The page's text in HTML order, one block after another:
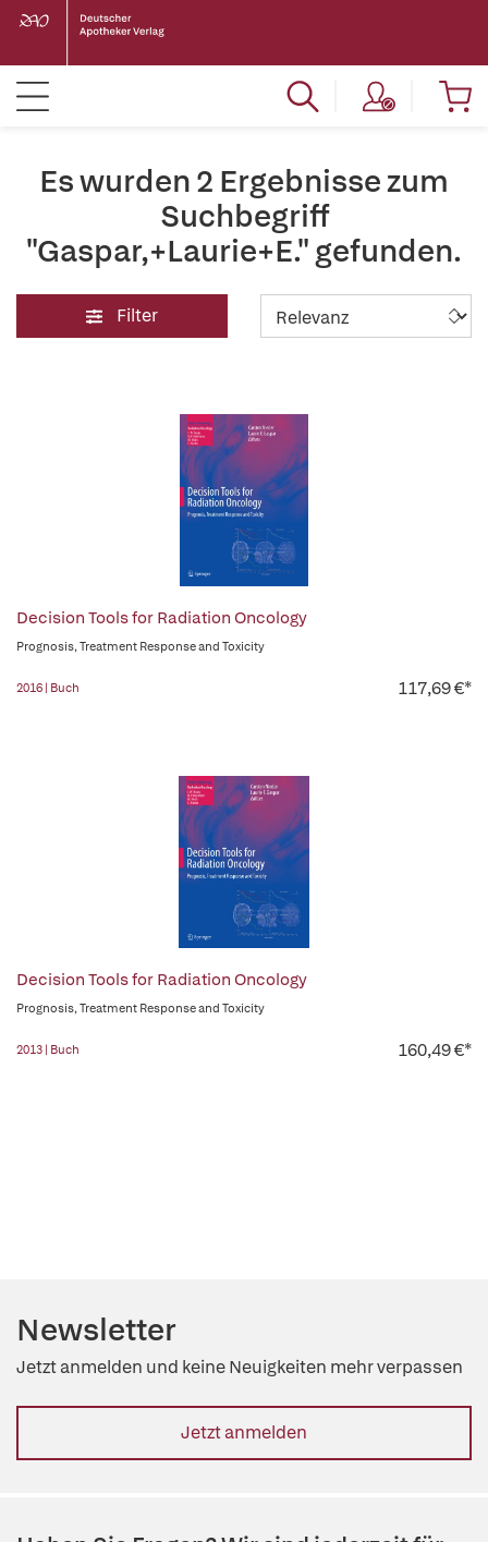
Es wurden 2 Ergebnisse zum
Suchbegriff
"Gaspar,+Laurie+E." gefunden.
Filter
Decision Tools for Radiation Oncology
Prognosis, Treatment Response and Toxicity
2016 | Buch 117,69 €*
Decision Tools for Radiation Oncology
Prognosis, Treatment Response and Toxicity
2013 | Buch 160,49 €*
Newsletter
Jetzt anmelden und keine Neuigkeiten mehr verpassen
Jetzt anmelden